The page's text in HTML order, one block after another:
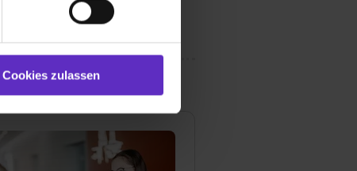
bereitgestellt hast oder die
auch damit
und hierfür
du nur bestimmte
Media und Marketing“
Cookies zulassen